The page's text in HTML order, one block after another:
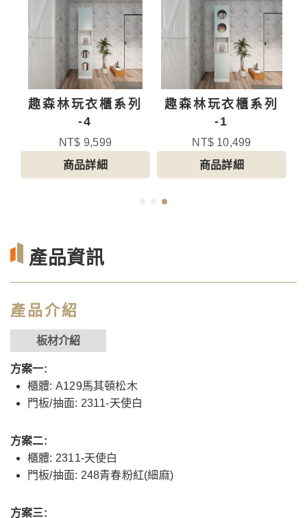
趣森林玩衣櫃系列
-4
NT$ 9,599
商品詳細
趣森林玩衣櫃系列
-1
NT$ 10,499
商品詳細
產品資訊
產品介紹
板材介紹
方案一:
櫃體: A129馬其頓松木
門板/抽面: 2311-天使白
方案二:
櫃體: 2311-天使白
門板/抽面: 248青春粉紅(細麻)
方案三: